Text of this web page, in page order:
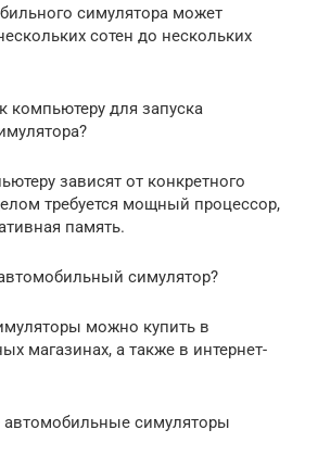
симулятора может
сотен до нескольких
компьютеру для запуска
зависят от конкретного
требуется мощный процессор,
память.
симулятор?
можно купить в
магазинах, а также в интернет-
симуляторы